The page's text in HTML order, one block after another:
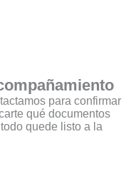
para confirmar
qué documentos
quede listo a la